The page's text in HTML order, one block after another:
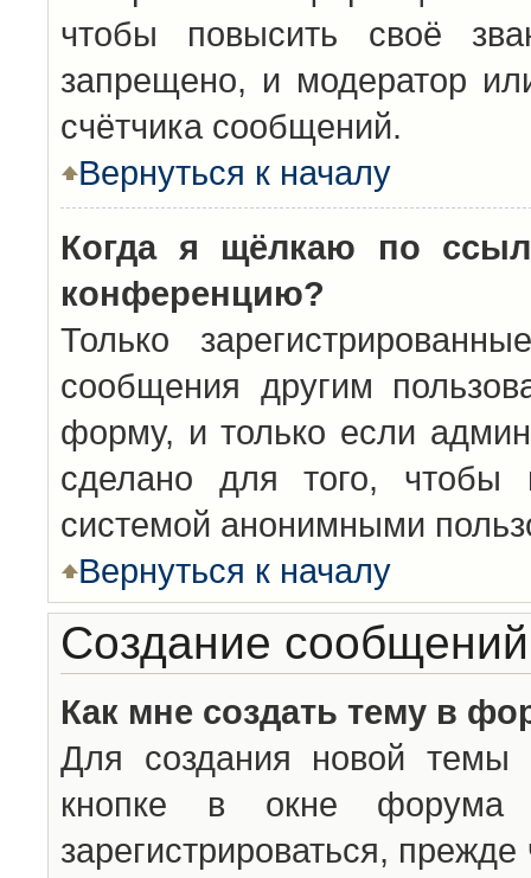
чтобы повысить своё
запрещено, и модератор
счётчика сообщений.
Вернуться к началу
Когда я щёлкаю по
конференцию?
Только
сообщения другим
форму, и только если
сделано для того, чтобы
системой анонимными
Вернуться к началу
Создание сообщений
Как мне создать тему в
Для создания новой темы
кнопке в окне
зарегистрироваться,